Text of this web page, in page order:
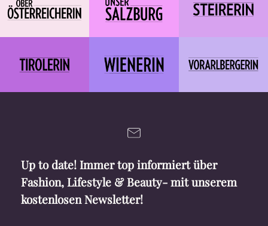
Up to date! Immer top informiert über
Fashion, Lifestyle & Beauty- mit unserem
kostenlosen Newsletter!